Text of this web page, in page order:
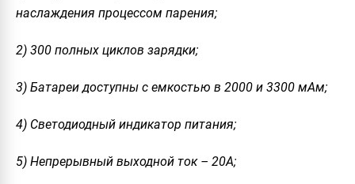
наслаждения процессом парения;
2) 300 полных циклов зарядки;
3) Батареи доступны с емкостью в 2000 и 3300 мАм;
4) Светодиодный индикатор питания;
5) Непрерывный выходной ток – 20А;